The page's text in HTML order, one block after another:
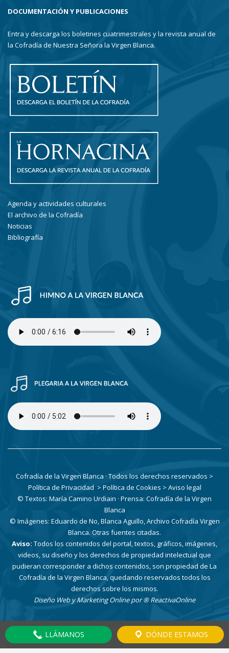
DOCUMENTACIÓN Y PUBLICACIONES
Entra y descarga los boletines cuatrimestrales y la revista anual de
la Cofradía de Nuestra Señora la Virgen Blanca.
Agenda y actividades culturales
El archivo de la Cofradía
Noticias
Bibliografía
Cofradía de la Virgen Blanca · Todos los derechos reservados >
Política de Privacidad > Política de Cookies > Aviso legal
© Textos: María Camino Urdiain · Prensa: Cofradía de la Virgen
Blanca
© Imágenes: Eduardo de No, Blanca Aguillo, Archivo Cofradía Virgen
Blanca. Otras fuentes citadas.
Aviso: Todos los contenidos del portal, textos, gráficos, imágenes,
videos, su diseño y los derechos de propiedad intelectual que
pudieran corresponder a dichos contenidos, son propiedad de La
Cofradía de la Virgen Blanca, quedando reservados todos los
derechos sobre los mismos.
Diseño Web y Marketing Online por® ReactivaOnline
LLÁMANOS DÓNDE ESTAMOS